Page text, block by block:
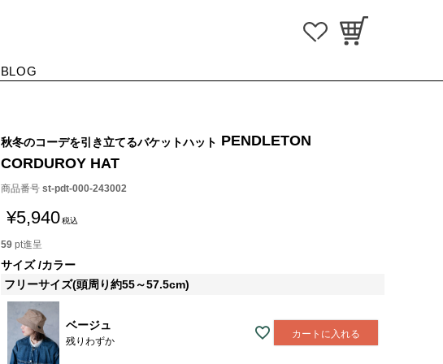
BLOG
秋冬のコーデを引き立てるバケットハット PENDLETON
CORDUROY HAT
商品番号 st-pdt-000-243002
¥5,940税込
59 pt進呈
サイズ カラー
フリーサイズ(頭周り約55～57.5cm)
ベージュ
残りわずか
カートに入れる